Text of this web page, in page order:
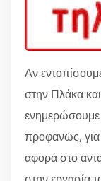
Αν
στην Πλάκα
ενημερώσουμε
προφανώς, για
αφορά στο